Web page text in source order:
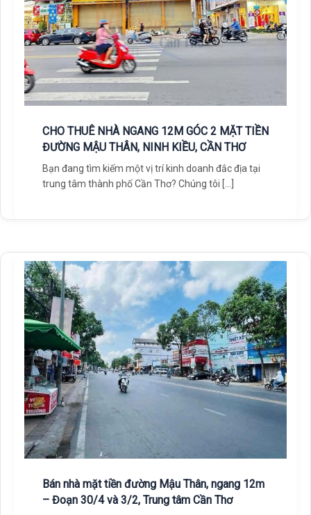
CHO THUÊ NHÀ NGANG 12M GÓC 2 MẶT TIỀN
ĐƯỜNG MẬU THÂN, NINH KIỀU, CẦN THƠ
Bạn đang tìm kiếm một vị trí kinh doanh đắc địa tại
trung tâm thành phố Cần Thơ? Chúng tôi […]
Bán nhà mặt tiền đường Mậu Thân, ngang 12m
– Đoạn 30/4 và 3/2, Trung tâm Cần Thơ